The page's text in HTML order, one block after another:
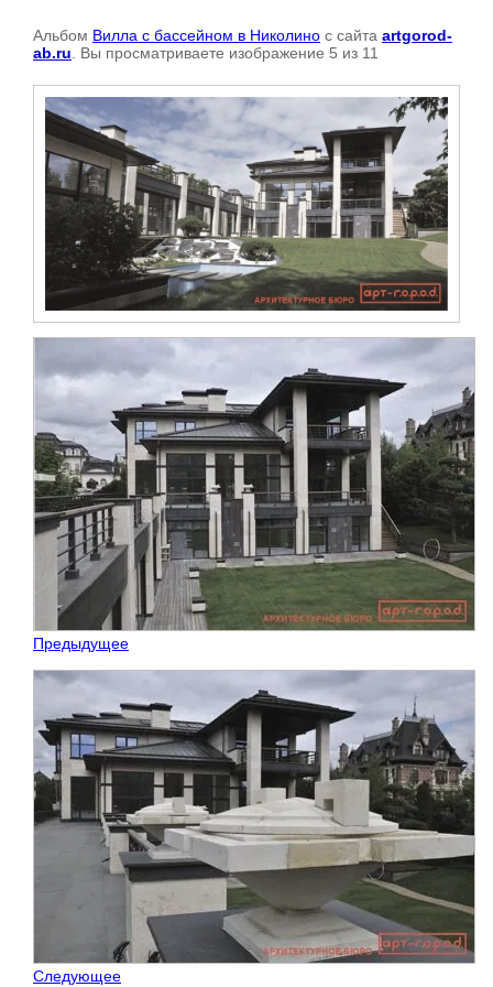
Альбом Вилла с бассейном в Николино с сайта artgorod-
ab.ru . Вы просматриваете изображение 5 из 11
Предыдущее
Следующее